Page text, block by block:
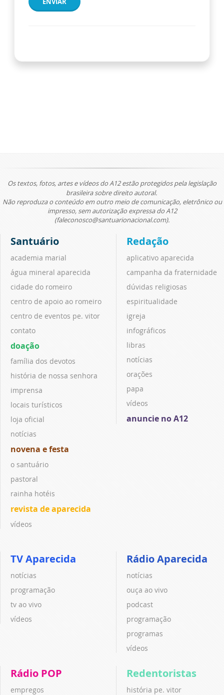
Os textos, fotos, artes e vídeos do A12 estão protegidos pela legislação
brasileira sobre direito autoral.
Não reproduza o conteúdo em outro meio de comunicação, eletrônico ou
impresso, sem autorização expressa do A12
(faleconosco@santuarionacional.com).
Santuário
academia marial
água mineral aparecida
cidade do romeiro
centro de apoio ao romeiro
centro de eventos pe. vitor
contato
doação
família dos devotos
história de nossa senhora
imprensa
locais turísticos
loja oficial
notícias
novena e festa
o santuário
pastoral
rainha hotéis
revista de aparecida
vídeos
Redação
aplicativo aparecida
campanha da fraternidade
dúvidas religiosas
espiritualidade
igreja
infográficos
libras
notícias
orações
papa
vídeos
anuncie no A12
TV Aparecida
notícias
programação
tv ao vivo
vídeos
Rádio Aparecida
notícias
ouça ao vivo
podcast
programação
programas
vídeos
Rádio POP
empregos
Redentoristas
história pe. vitor